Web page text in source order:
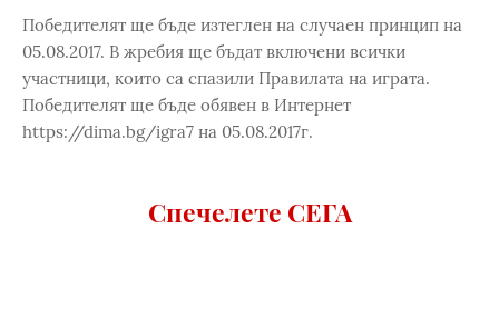
Победителят ще бъде изтеглен на случаен принцип на
05.08.2017. В жребия ще бъдат включени всички
участници, които са спазили Правилата на играта.
Победителят ще бъде обявен в Интернет
https://dima.bg/igra7 на 05.08.2017г.
Спечелете СЕГА